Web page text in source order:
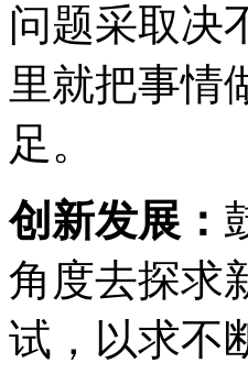
问题采取决
里就把事情
足。
创新发展：
角度去探求
试，以求不